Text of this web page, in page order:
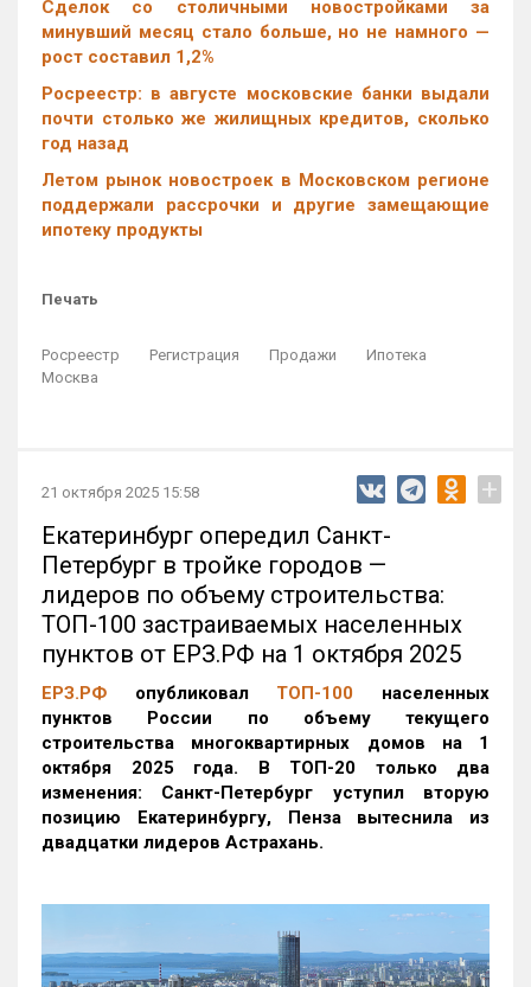
Cделок со столичными новостройками за
минувший месяц стало больше, но не намного —
рост составил 1,2%
Росреестр: в августе московские банки выдали
почти столько же жилищных кредитов, сколько
год назад
Летом рынок новостроек в Московском регионе
поддержали рассрочки и другие замещающие
ипотеку продукты
Печать
Росреестр Регистрация Продажи
Ипотека
Москва
21 октября 2025 15:58 +
Екатеринбург опередил Санкт-
Петербург в тройке городов —
лидеров по объему строительства:
ТОП-100 застраиваемых населенных
пунктов от ЕРЗ.РФ на 1 октября 2025
ЕРЗ.РФ опубликовал ТОП-100 населенных
пунктов России по объему текущего
строительства многоквартирных домов на 1
октября 2025 года. В ТОП-20 только два
изменения: Санкт-Петербург уступил вторую
позицию Екатеринбургу, Пенза вытеснила из
двадцатки лидеров Астрахань.